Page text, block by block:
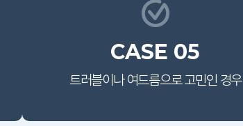
CASE 05
트러블이나여드름으로 고민인 경우